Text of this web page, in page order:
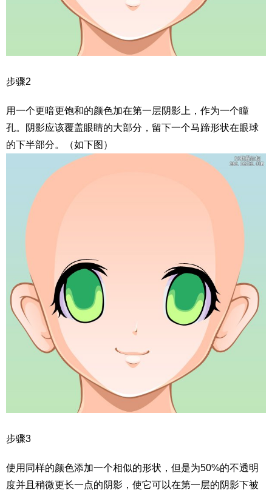
步骤2
用一个更暗更饱和的颜色加在第一层阴影上，作为一个瞳
孔。阴影应该覆盖眼睛的大部分，留下一个马蹄形状在眼球
的下半部分。（如下图）
步骤3
使用同样的颜色添加一个相似的形状，但是为50%的不透明
度并且稍微更长一点的阴影，使它可以在第一层的阴影下被